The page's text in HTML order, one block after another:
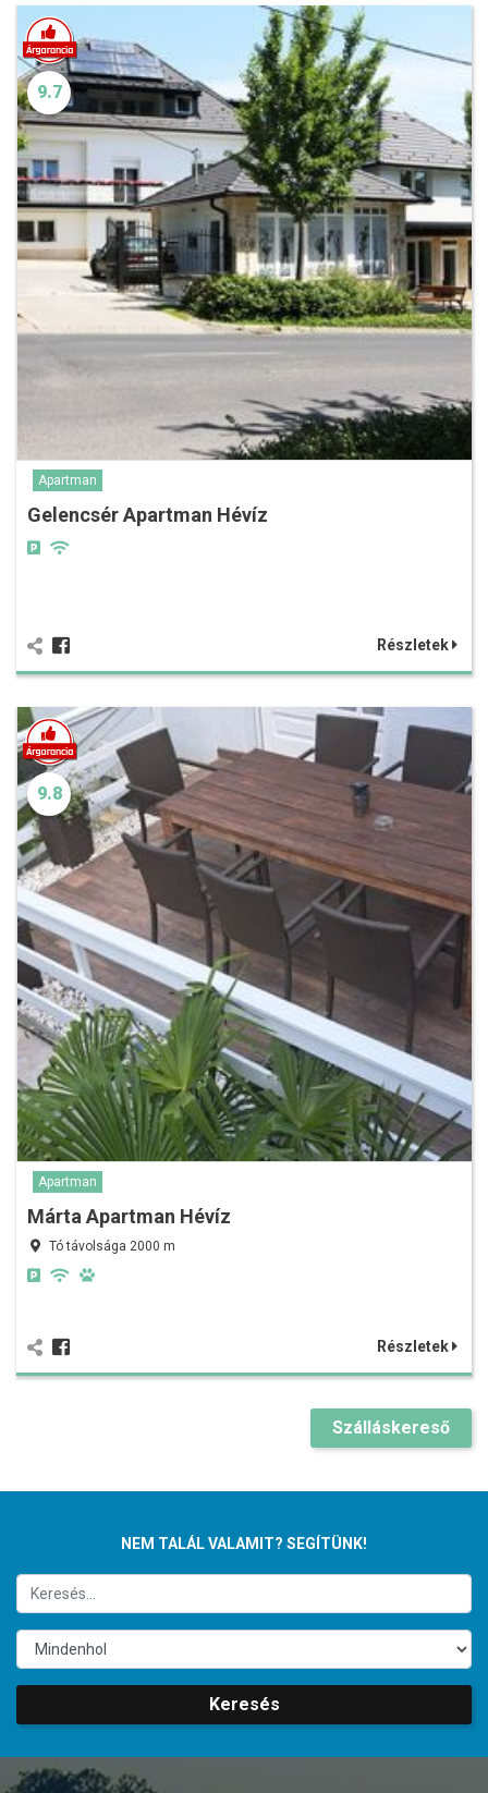
9.7
Apartman
Gelencsér Apartman Hévíz
Részletek
9.8
Apartman
Márta Apartman Hévíz
Tó távolsága 2000 m
Részletek
Szálláskereső
NEM TALÁL VALAMIT? SEGÍTÜNK!
Keresés